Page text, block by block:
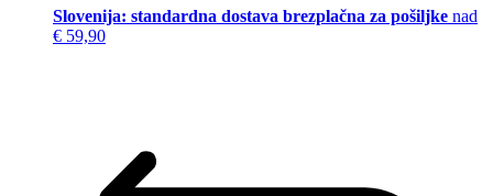
Slovenija: standardna dostava brezplačna za pošiljke nad
€ 59,90